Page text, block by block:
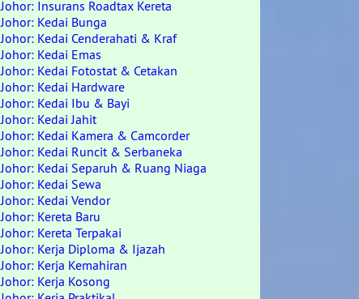
Johor: Insurans Roadtax Kereta
Johor: Kedai Bunga
Johor: Kedai Cenderahati & Kraf
Johor: Kedai Emas
Johor: Kedai Fotostat & Cetakan
Johor: Kedai Hardware
Johor: Kedai Ibu & Bayi
Johor: Kedai Jahit
Johor: Kedai Kamera & Camcorder
Johor: Kedai Runcit & Serbaneka
Johor: Kedai Separuh & Ruang Niaga
Johor: Kedai Sewa
Johor: Kedai Vendor
Johor: Kereta Baru
Johor: Kereta Terpakai
Johor: Kerja Diploma & Ijazah
Johor: Kerja Kemahiran
Johor: Kerja Kosong